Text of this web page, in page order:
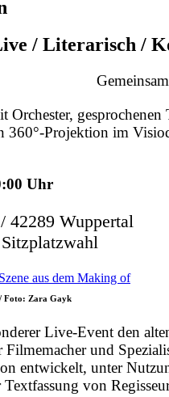
/ Literarisch /
gesprochenen
Projektion im
Uhr
42289 Wuppertal
/ Foto: Zara Gayk
Live-Event den
und
entwickelt, unter
Textfassung von